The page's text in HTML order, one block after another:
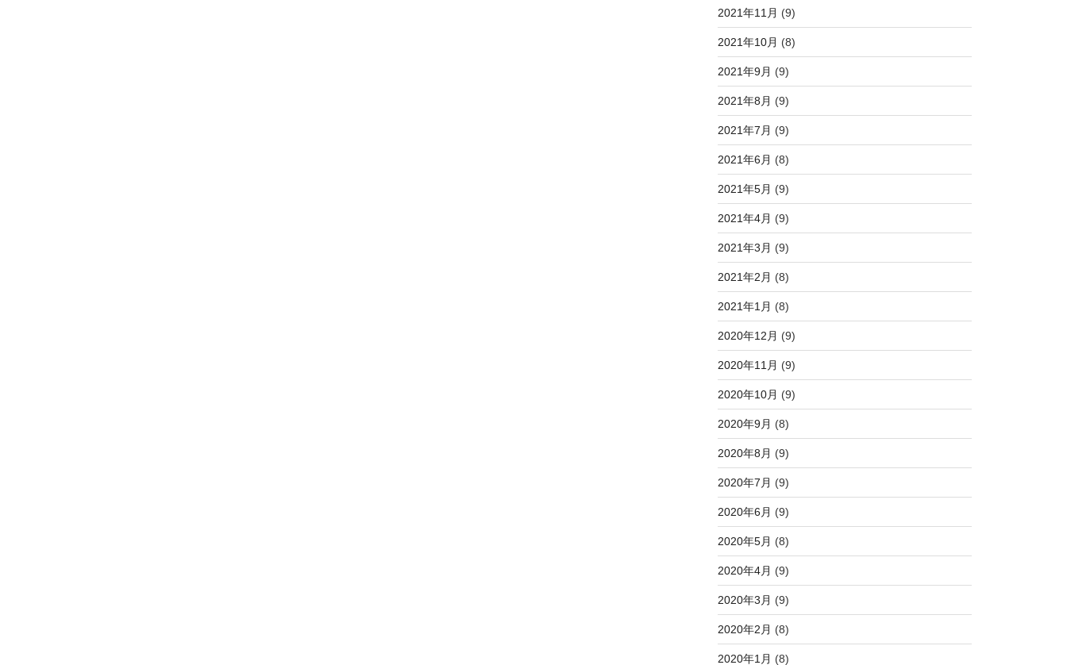
2021年11月 (9)
2021年10月 (8)
2021年9月 (9)
2021年8月 (9)
2021年7月 (9)
2021年6月 (8)
2021年5月 (9)
2021年4月 (9)
2021年3月 (9)
2021年2月 (8)
2021年1月 (8)
2020年12月 (9)
2020年11月 (9)
2020年10月 (9)
2020年9月 (8)
2020年8月 (9)
2020年7月 (9)
2020年6月 (9)
2020年5月 (8)
2020年4月 (9)
2020年3月 (9)
2020年2月 (8)
2020年1月 (8)